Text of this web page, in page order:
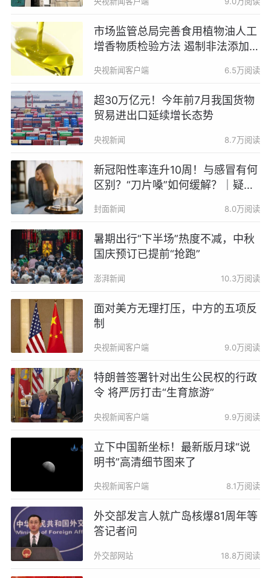
市场监管总局完善食用植物油人工
增香物质检验方法 遏制非法添加行
央视新闻客户端 6.5万阅读
超30万亿元！今年前7月我国货物
贸易进出口延续增长态势
央视新闻 8.7万阅读
新冠阳性率连升10周！与感冒有何
区别？“刀片嗓”如何缓解？｜疑问
封面新闻 8.0万阅读
暑期出行“下半场”热度不减，中秋
国庆预订已提前“抢跑”
澎湃新闻 10.3万阅读
面对美方无理打压，中方的五项反
制
央视新闻客户端 9.0万阅读
特朗普签署针对出生公民权的行政
令 将严厉打击“生育旅游”
央视新闻客户端 9.9万阅读
立下中国新坐标！最新版月球“说
明书”高清细节图来了
央视新闻客户端 8.1万阅读
外交部发言人就广岛核爆81周年等
答记者问
外交部网站 18.8万阅读